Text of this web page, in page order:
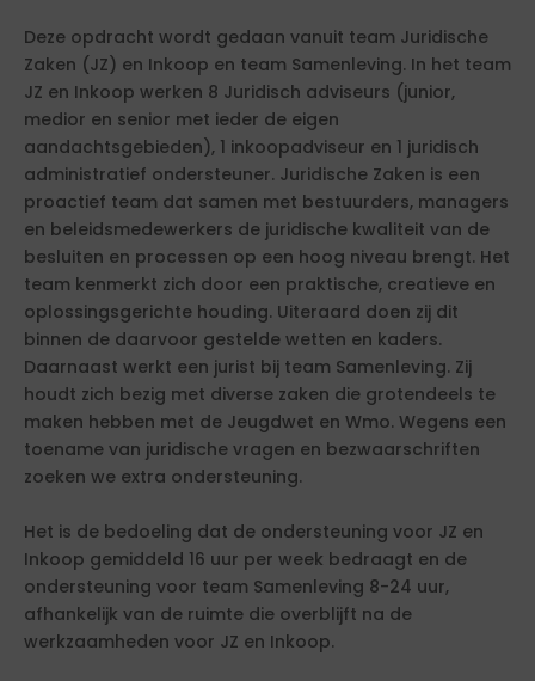
Deze opdracht wordt gedaan vanuit team Juridische
Zaken (JZ) en Inkoop en team Samenleving. In het team
JZ en Inkoop werken 8 Juridisch adviseurs (junior,
medior en senior met ieder de eigen
aandachtsgebieden), 1 inkoopadviseur en 1 juridisch
administratief ondersteuner. Juridische Zaken is een
proactief team dat samen met bestuurders, managers
en beleidsmedewerkers de juridische kwaliteit van de
besluiten en processen op een hoog niveau brengt. Het
team kenmerkt zich door een praktische, creatieve en
oplossingsgerichte houding. Uiteraard doen zij dit
binnen de daarvoor gestelde wetten en kaders.
Daarnaast werkt een jurist bij team Samenleving. Zij
houdt zich bezig met diverse zaken die grotendeels te
maken hebben met de Jeugdwet en Wmo. Wegens een
toename van juridische vragen en bezwaarschriften
zoeken we extra ondersteuning.
Het is de bedoeling dat de ondersteuning voor JZ en
Inkoop gemiddeld 16 uur per week bedraagt en de
ondersteuning voor team Samenleving 8-24 uur,
afhankelijk van de ruimte die overblijft na de
werkzaamheden voor JZ en Inkoop.